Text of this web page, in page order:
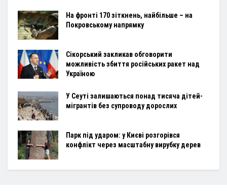
На фронті 170 зіткнень, найбільше – на
Покровському напрямку
Сікорський закликав обговорити
можливість збиття російських ракет над
Україною
У Сеуті залишаються понад тисяча дітей-
мігрантів без супроводу дорослих
Парк під ударом: у Києві розгорівся
конфлікт через масштабну вирубку дерев